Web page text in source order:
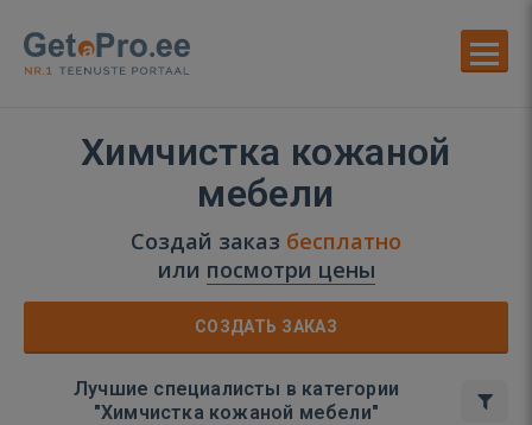
Химчистка кожаной
мебели
Создай заказ бесплатно
или посмотри цены
СОЗДАТЬ ЗАКАЗ
Лучшие специалисты в категории
"Химчистка кожаной мебели"